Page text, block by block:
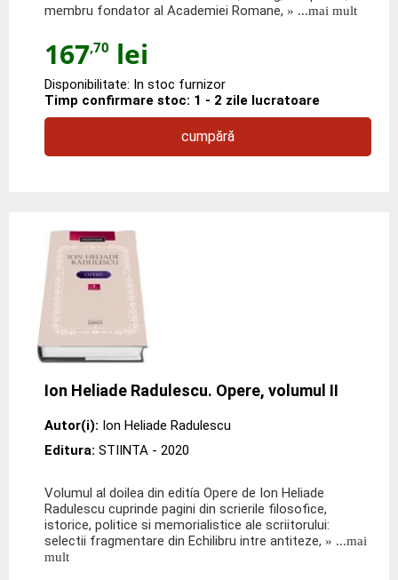
membru fondator al Academiei Romane, » ...mai mult
167,70 lei
Disponibilitate: In stoc furnizor
Timp confirmare stoc: 1 - 2 zile lucratoare
cumpără
Ion Heliade Radulescu. Opere, volumul II
Autor(i): Ion Heliade Radulescu
Editura: STIINTA - 2020
Volumul al doilea din editía Opere de Ion Heliade
Radulescu cuprinde pagini din scrierile filosofice,
istorice, politice si memorialistice ale scriitorului:
selectii fragmentare din Echilibru intre antiteze, » ...mai
mult